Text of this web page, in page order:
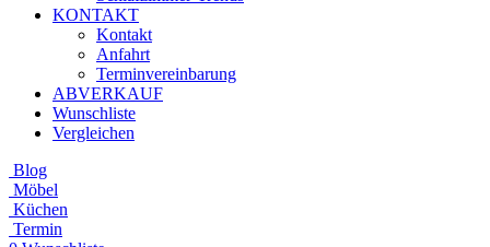
KONTAKT
Kontakt
Anfahrt
Terminvereinbarung
ABVERKAUF
Wunschliste
Vergleichen
Blog
Möbel
Küchen
Termin